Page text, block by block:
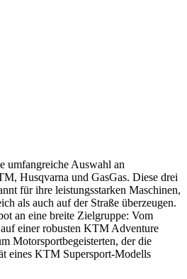
umfangreiche Auswahl an
Husqvarna und GasGas. Diese drei
für ihre leistungsstarken Maschinen,
als auch auf der Straße überzeugen.
an eine breite Zielgruppe: Vom
einer robusten KTM Adventure
Motorsportbegeisterten, der die
eines KTM Supersport-Modells